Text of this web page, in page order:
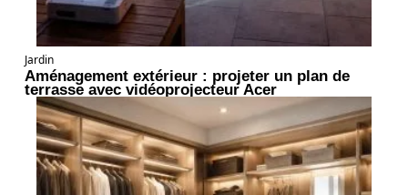
Jardin
Aménagement extérieur : projeter un plan de
terrasse avec vidéoprojecteur Acer